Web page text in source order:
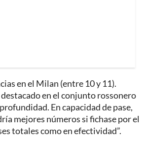
en el Milan (entre 10 y 11).
en el conjunto rossonero
En capacidad de pase,
mejores números si fichase por el
totales como en efectividad”.